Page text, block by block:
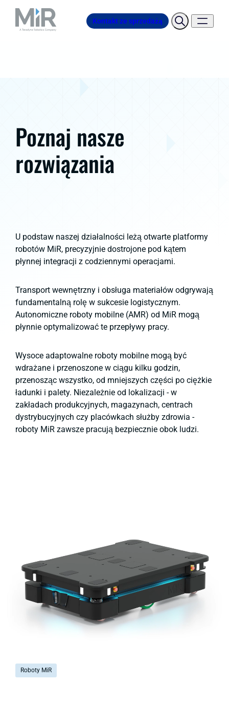
Kontakt ze sprzedażą
Poznaj nasze
rozwiązania
U podstaw naszej działalności leżą otwarte platformy
robotów MiR, precyzyjnie dostrojone pod kątem
płynnej integracji z codziennymi operacjami.
Transport wewnętrzny i obsługa materiałów odgrywają
fundamentalną rolę w sukcesie logistycznym.
Autonomiczne roboty mobilne (AMR) od MiR mogą
płynnie optymalizować te przepływy pracy.
Wysoce adaptowalne roboty mobilne mogą być
wdrażane i przenoszone w ciągu kilku godzin,
przenosząc wszystko, od mniejszych części po ciężkie
ładunki i palety. Niezależnie od lokalizacji - w
zakładach produkcyjnych, magazynach, centrach
dystrybucyjnych czy placówkach służby zdrowia -
roboty MiR zawsze pracują bezpiecznie obok ludzi.
Roboty MiR